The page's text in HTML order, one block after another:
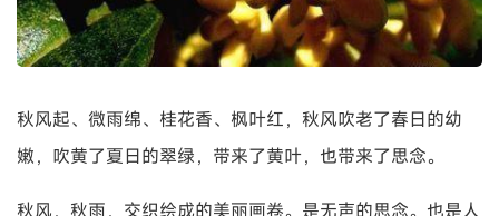
秋风起、微雨绵、桂花香、枫叶红，秋风吹老了春日的幼
嫩，吹黄了夏日的翠绿，带来了黄叶，也带来了思念。
秋风，秋雨，交织绘成的美丽画卷。是无声的思念。也是人